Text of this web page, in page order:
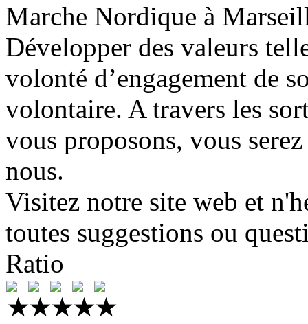
Marche Nordique à
Développer des valeurs
volonté d’engagement de
volontaire. A travers les
vous proposons, vous
nous.
Visitez notre site web et
toutes suggestions ou
Ratio